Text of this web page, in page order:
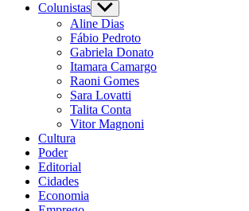
Colunistas Show
sub
menu
Aline Dias
Fábio Pedroto
Gabriela Donato
Itamara Camargo
Raoni Gomes
Sara Lovatti
Talita Conta
Vitor Magnoni
Cultura
Poder
Editorial
Cidades
Economia